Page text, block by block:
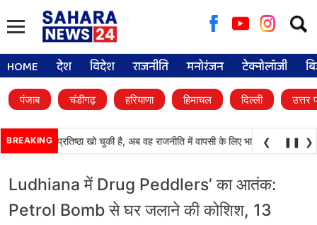
for:
HOME देश विदेश राजनीति मनोरंजन टेक्नोलॉजी
पंजाब चंडीगढ़ हरियाणा हिमाचल दिल्ली उत्तर
BREAKING
दल) अपनी प्रतिष्ठा खो चुकी है, अब वह राजनीति में वापसी के लिए भाजपा से समझौता
❮ ❚❚ ❯
Ludhiana में Drug Peddlers’ का आतंक:
Petrol Bomb से घर जलाने की कोशिश, 13